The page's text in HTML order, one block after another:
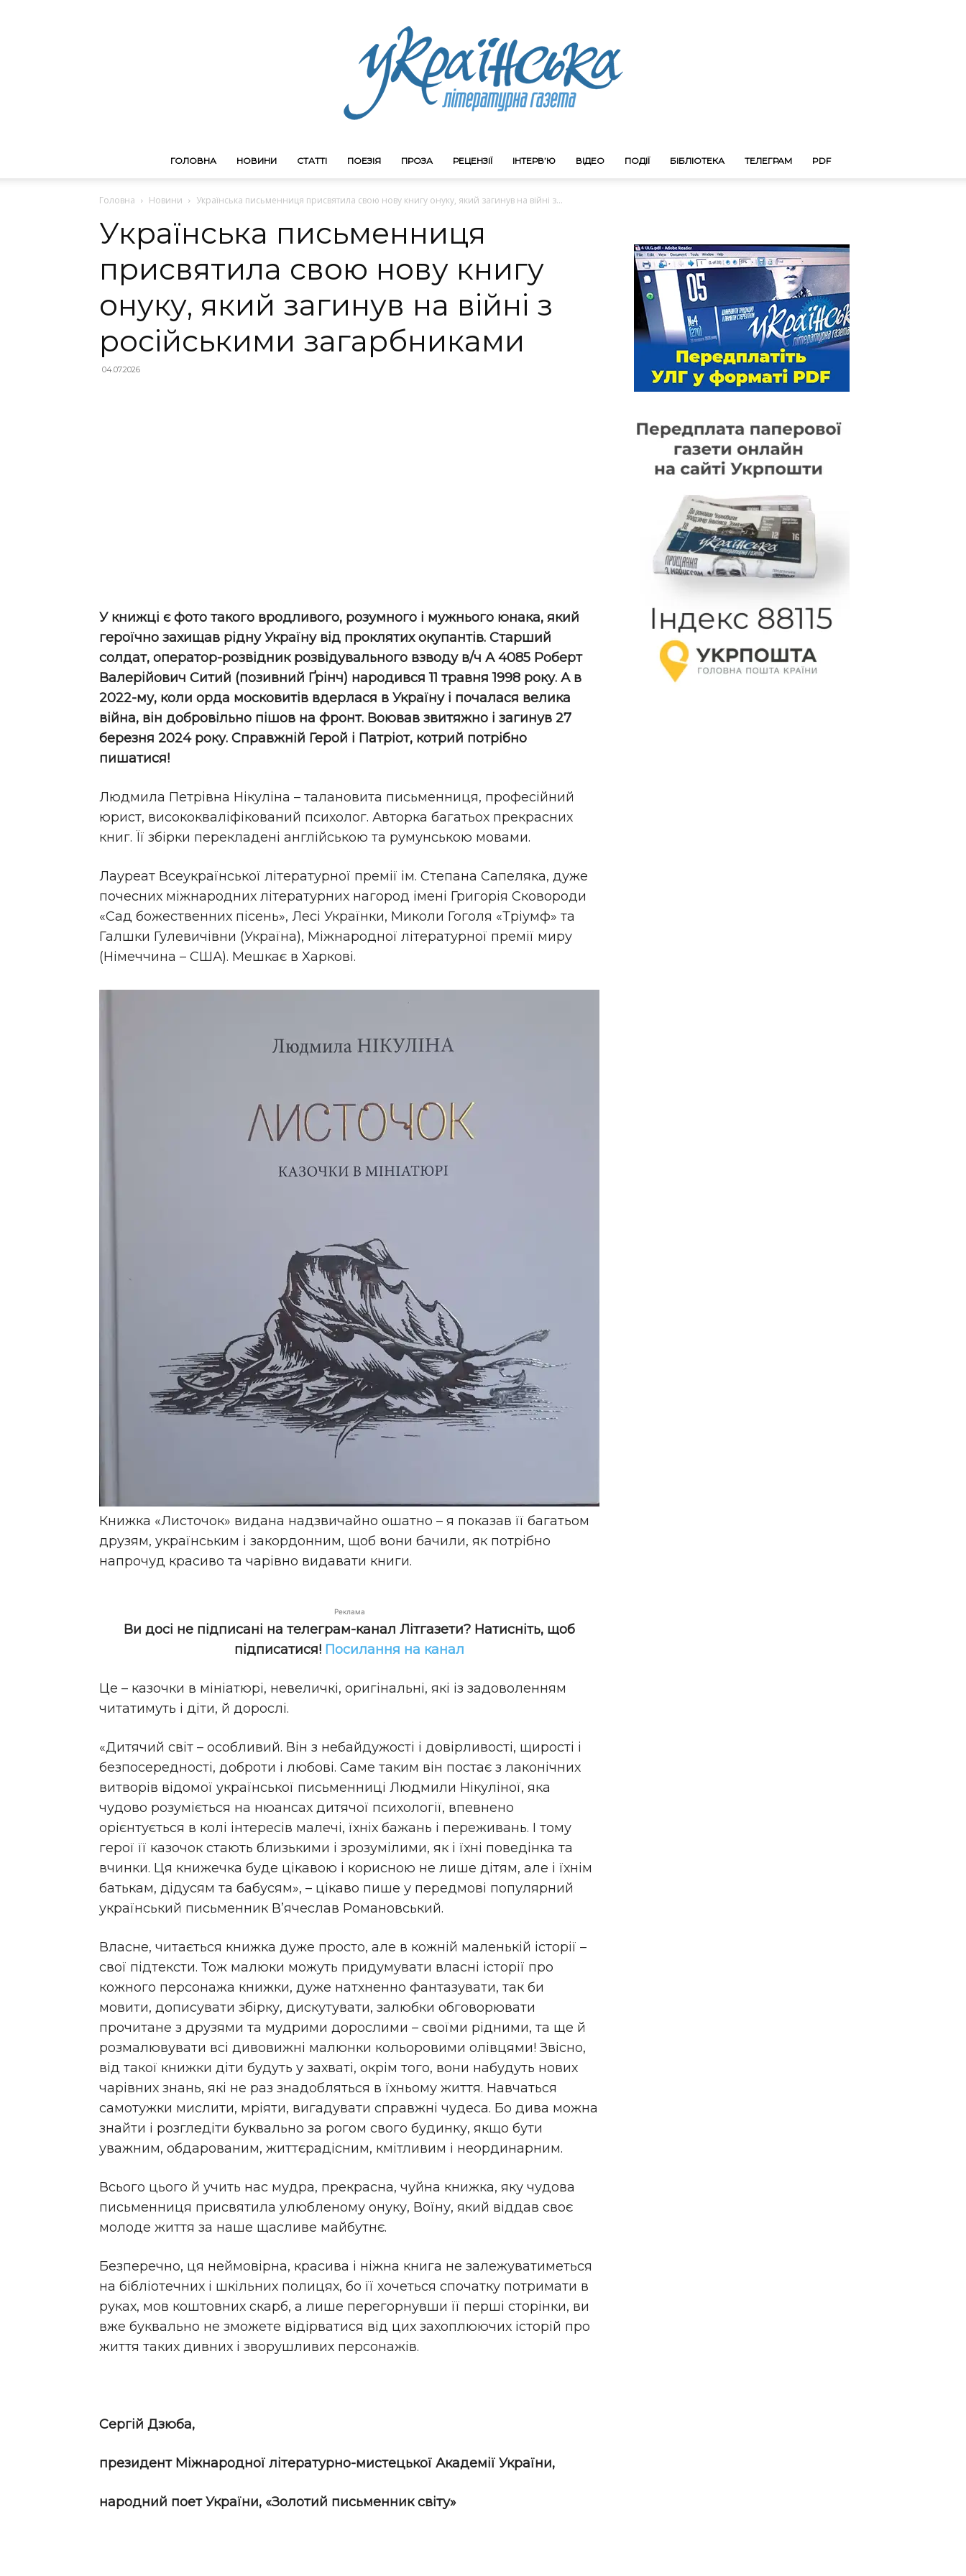
ГОЛОВНА НОВИНИ СТАТТІ ПОЕЗІЯ ПРОЗА РЕЦЕНЗІЇ ІНТЕРВ’Ю ВІДЕО ПОДІЇ БІБЛІОТЕКА ТЕЛЕГРАМ PDF
Головна Новини Українська письменниця присвятила свою нову книгу онуку, який загинув на війні з...
Українська письменниця
присвятила свою нову книгу
онуку, який загинув на війні з
російськими загарбниками
04.07.2026
У книжці є фото такого вродливого, розумного і мужнього юнака, який
героїчно захищав рідну Україну від проклятих окупантів. Старший
солдат, оператор-розвідник розвідувального взводу в/ч А 4085 Роберт
Валерійович Ситий (позивний Ґрінч) народився 11 травня 1998 року. А в
2022-му, коли орда московитів вдерлася в Україну і почалася велика
війна, він добровільно пішов на фронт. Воював звитяжно і загинув 27
березня 2024 року. Справжній Герой і Патріот, котрий потрібно
пишатися!
Людмила Петрівна Нікуліна – талановита письменниця, професійний
юрист, висококваліфікований психолог. Авторка багатьох прекрасних
книг. Її збірки перекладені англійською та румунською мовами.
Лауреат Всеукраїнської літературної премії ім. Степана Сапеляка, дуже
почесних міжнародних літературних нагород імені Григорія Сковороди
«Сад божественних пісень», Лесі Українки, Миколи Гоголя «Тріумф» та
Галшки Гулевичівни (Україна), Міжнародної літературної премії миру
(Німеччина – США). Мешкає в Харкові.
Книжка «Листочок» видана надзвичайно ошатно – я показав її багатьом
друзям, українським і закордонним, щоб вони бачили, як потрібно
напрочуд красиво та чарівно видавати книги.
Реклама
Ви досі не підписані на телеграм-канал Літгазети? Натисніть, щоб
підписатися! Посилання на канал
Це – казочки в мініатюрі, невеличкі, оригінальні, які із задоволенням
читатимуть і діти, й дорослі.
«Дитячий світ – особливий. Він з небайдужості і довірливості, щирості і
безпосередності, доброти і любові. Саме таким він постає з лаконічних
витворів відомої української письменниці Людмили Нікуліної, яка
чудово розуміється на нюансах дитячої психології, впевнено
орієнтується в колі інтересів малечі, їхніх бажань і переживань. І тому
герої її казочок стають близькими і зрозумілими, як і їхні поведінка та
вчинки. Ця книжечка буде цікавою і корисною не лише дітям, але і їхнім
батькам, дідусям та бабусям», – цікаво пише у передмові популярний
український письменник В’ячеслав Романовський.
Власне, читається книжка дуже просто, але в кожній маленькій історії –
свої підтексти. Тож малюки можуть придумувати власні історії про
кожного персонажа книжки, дуже натхненно фантазувати, так би
мовити, дописувати збірку, дискутувати, залюбки обговорювати
прочитане з друзями та мудрими дорослими – своїми рідними, та ще й
розмалювувати всі дивовижні малюнки кольоровими олівцями! Звісно,
від такої книжки діти будуть у захваті, окрім того, вони набудуть нових
чарівних знань, які не раз знадобляться в їхньому життя. Навчаться
самотужки мислити, мріяти, вигадувати справжні чудеса. Бо дива можна
знайти і розгледіти буквально за рогом свого будинку, якщо бути
уважним, обдарованим, життєрадісним, кмітливим і неординарним.
Всього цього й учить нас мудра, прекрасна, чуйна книжка, яку чудова
письменниця присвятила улюбленому онуку, Воїну, який віддав своє
молоде життя за наше щасливе майбутнє.
Безперечно, ця неймовірна, красива і ніжна книга не залежуватиметься
на бібліотечних і шкільних полицях, бо її хочеться спочатку потримати в
руках, мов коштовних скарб, а лише перегорнувши її перші сторінки, ви
вже буквально не зможете відірватися від цих захоплюючих історій про
життя таких дивних і зворушливих персонажів.
Сергій Дзюба,
президент Міжнародної літературно-мистецької Академії України,
народний поет України, «Золотий письменник світу»